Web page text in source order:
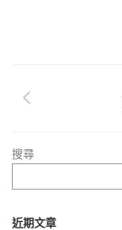
搜尋
近期文章